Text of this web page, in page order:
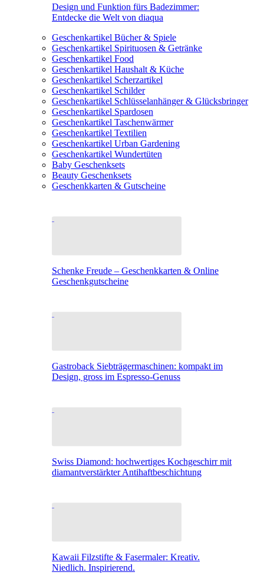
Design und Funktion fürs Badezimmer:
Entdecke die Welt von diaqua
Geschenkartikel Bücher & Spiele
Geschenkartikel Spirituosen & Getränke
Geschenkartikel Food
Geschenkartikel Haushalt & Küche
Geschenkartikel Scherzartikel
Geschenkartikel Schilder
Geschenkartikel Schlüsselanhänger & Glücksbringer
Geschenkartikel Spardosen
Geschenkartikel Taschenwärmer
Geschenkartikel Textilien
Geschenkartikel Urban Gardening
Geschenkartikel Wundertüten
Baby Geschenksets
Beauty Geschenksets
Geschenkkarten & Gutscheine
Schenke Freude – Geschenkkarten & Online
Geschenkgutscheine
Gastroback Siebträgermaschinen: kompakt im
Design, gross im Espresso-Genuss
Swiss Diamond: hochwertiges Kochgeschirr mit
diamantverstärkter Antihaftbeschichtung
Kawaii Filzstifte & Fasermaler: Kreativ.
Niedlich. Inspirierend.